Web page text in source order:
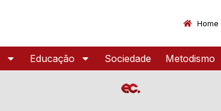
Home
Educação Sociedade Metodismo